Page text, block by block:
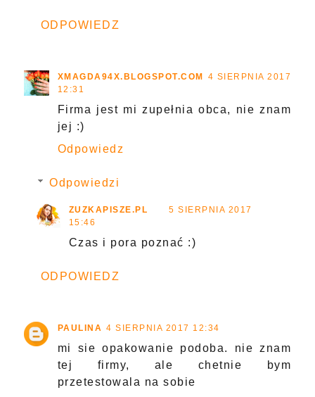
ODPOWIEDZ
XMAGDA94X.BLOGSPOT.COM 4 SIERPNIA 2017
12:31
Firma jest mi zupełnia obca, nie znam
jej :)
Odpowiedz
Odpowiedzi
ZUZKAPISZE.PL
5 SIERPNIA 2017
15:46
Czas i pora poznać :)
ODPOWIEDZ
PAULINA 4 SIERPNIA 2017 12:34
mi sie opakowanie podoba. nie znam
tej firmy, ale chetnie bym
przetestowala na sobie